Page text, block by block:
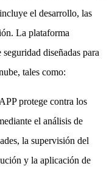
el desarrollo, las
La plataforma
diseñadas para
tales como:
protege contra los
el análisis de
la supervisión del
y la aplicación de